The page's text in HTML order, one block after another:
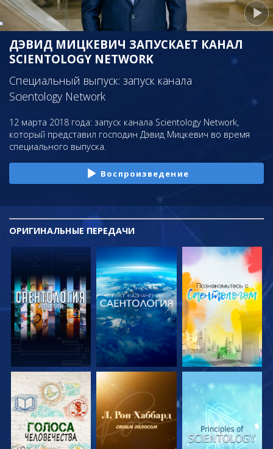
ДЭВИД МИЦКЕВИЧ ЗАПУСКАЕТ КАНАЛ
SCIENTOLOGY NETWORK
Специальный выпуск: запуск канала
Scientology Network
12 марта 2018 года: запуск канала Scientology Network,
который представил господин Дэвид Мицкевич во время
специального выпуска.
Воспроизведение
ОРИГИНАЛЬНЫЕПЕРЕДАЧИ
СМОТРЕТЬ
ПЕРЕДАЧИ
СМОТРЕТЬ
ПЕРЕДАЧИ
СМОТРЕТЬ
ПЕРЕДАЧИ